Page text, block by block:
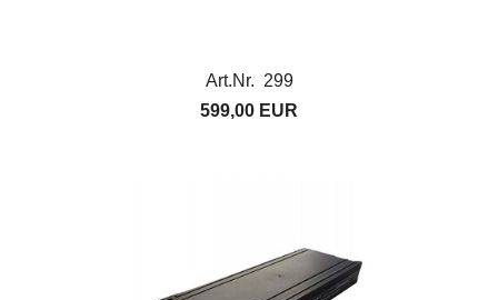
Art.Nr. 299
599,00 EUR